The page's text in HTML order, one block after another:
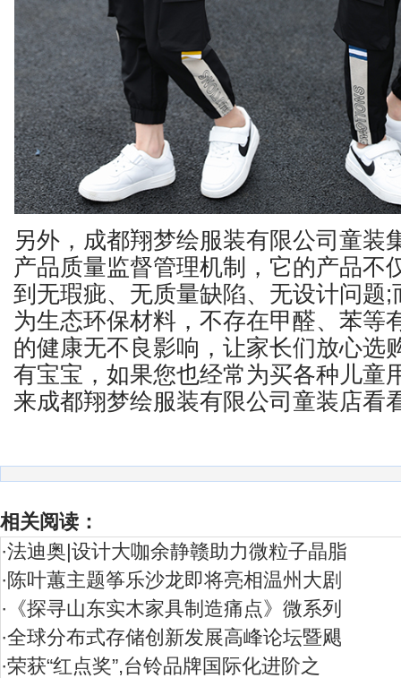
另外，成都翔梦绘服装有限公司童装
产品质量监督管理机制，它的产品不
到无瑕疵、无质量缺陷、无设计问题;
为生态环保材料，不存在甲醛、苯等
的健康无不良影响，让家长们放心选
有宝宝，如果您也经常为买各种儿童
来成都翔梦绘服装有限公司童装店看
相关阅读：
·法迪奥|设计大咖余静赣助力微粒子晶脂
·陈叶蕙主题筝乐沙龙即将亮相温州大剧
· 《探寻山东实木家具制造痛点》微系列
·全球分布式存储创新发展高峰论坛暨飓
·荣获“红点奖”,台铃品牌国际化进阶之